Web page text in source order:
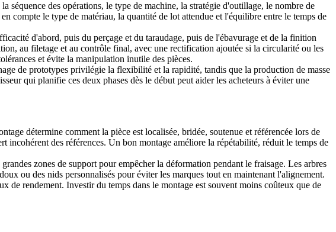
séquence des opérations, le type de machine, la stratégie d'outillage, le nombre de
compte le type de matériau, la quantité de lot attendue et l'équilibre entre le temps de
d'abord, puis du perçage et du taraudage, puis de l'ébavurage et de la finition
au filetage et au contrôle final, avec une rectification ajoutée si la circularité ou les
et évite la manipulation inutile des pièces.
de prototypes privilégie la flexibilité et la rapidité, tandis que la production de masse
qui planifie ces deux phases dès le début peut aider les acheteurs à éviter une
détermine comment la pièce est localisée, bridée, soutenue et référencée lors de
incohérent des références. Un bon montage améliore la répétabilité, réduit le temps de
zones de support pour empêcher la déformation pendant le fraisage. Les arbres
ou des nids personnalisés pour éviter les marques tout en maintenant l'alignement.
de rendement. Investir du temps dans le montage est souvent moins coûteux que de